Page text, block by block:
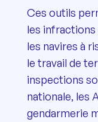
Ces outils
les
les navires à
le travail de
inspections
nationale, les
gendarmerie